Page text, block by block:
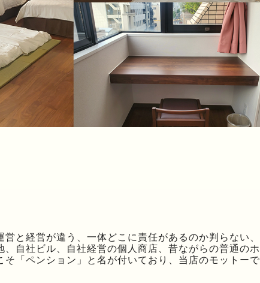
と経営が違う、一体どこに責任があるのか判らない、
自社ビル、自社経営の個人商店、昔ながらの普通のホ
「ペンション」と名が付いており、当店のモットーで